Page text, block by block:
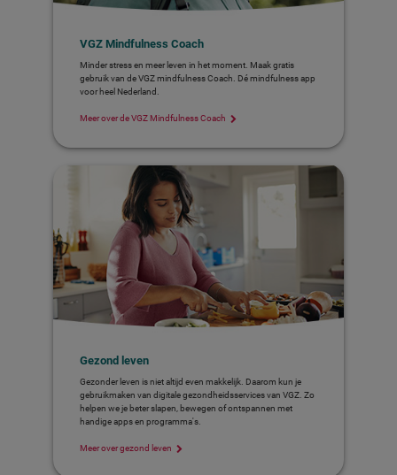
VGZ Mindfulness Coach
Minder stress en meer leven in het moment. Maak gratis
gebruik van de VGZ mindfulness Coach. Dé mindfulness app
voor heel Nederland.
Meer over de VGZ Mindfulness Coach
Gezond leven
Gezonder leven is niet altijd even makkelijk. Daarom kun je
gebruikmaken van digitale gezondheidsservices van VGZ. Zo
helpen we je beter slapen, bewegen of ontspannen met
handige apps en programma's.
Meer over gezond leven